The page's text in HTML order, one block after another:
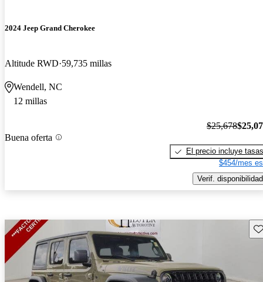
2024 Jeep Grand Cherokee
Altitude RWD 59,735 millas
Wendell, NC
12 millas
Buena oferta
$25,678
El precio incluye tasas
$454/mes
Verif. disponibilidad